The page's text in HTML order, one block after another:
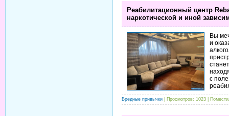
Реабилитационный центр
наркотической и иной
Вы
и
с
Вредные привычки | Просмотров: 1023 |